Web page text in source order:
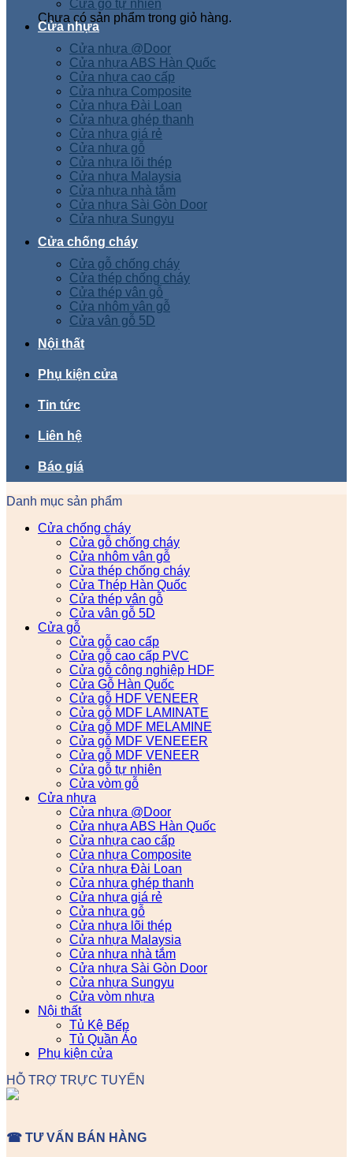
Chưa có sản phẩm trong giỏ hàng.
Cửa gỗ tự nhiên
Cửa nhựa
Cửa nhựa @Door
Cửa nhựa ABS Hàn Quốc
Cửa nhựa cao cấp
Cửa nhựa Composite
Cửa nhựa Đài Loan
Cửa nhựa ghép thanh
Cửa nhựa giá rẻ
Cửa nhựa gỗ
Cửa nhựa lõi thép
Cửa nhựa Malaysia
Cửa nhựa nhà tắm
Cửa nhựa Sài Gòn Door
Cửa nhựa Sungyu
Cửa chống cháy
Cửa gỗ chống cháy
Cửa thép chống cháy
Cửa thép vân gỗ
Cửa nhôm vân gỗ
Cửa vân gỗ 5D
Nội thất
Phụ kiện cửa
Tin tức
Liên hệ
Báo giá
Danh mục sản phẩm
Cửa chống cháy
Cửa gỗ chống cháy
Cửa nhôm vân gỗ
Cửa thép chống cháy
Cửa Thép Hàn Quốc
Cửa thép vân gỗ
Cửa vân gỗ 5D
Cửa gỗ
Cửa gỗ cao cấp
Cửa gỗ cao cấp PVC
Cửa gỗ công nghiệp HDF
Cửa Gỗ Hàn Quốc
Cửa gỗ HDF VENEER
Cửa gỗ MDF LAMINATE
Cửa gỗ MDF MELAMINE
Cửa gỗ MDF VENEEER
Cửa gỗ MDF VENEER
Cửa gỗ tự nhiên
Cửa vòm gỗ
Cửa nhựa
Cửa nhựa @Door
Cửa nhựa ABS Hàn Quốc
Cửa nhựa cao cấp
Cửa nhựa Composite
Cửa nhựa Đài Loan
Cửa nhựa ghép thanh
Cửa nhựa giá rẻ
Cửa nhựa gỗ
Cửa nhựa lõi thép
Cửa nhựa Malaysia
Cửa nhựa nhà tắm
Cửa nhựa Sài Gòn Door
Cửa nhựa Sungyu
Cửa vòm nhựa
Nội thất
Tủ Kệ Bếp
Tủ Quần Áo
Phụ kiện cửa
HỖ TRỢ TRỰC TUYẾN
☎ TƯ VẤN BÁN HÀNG